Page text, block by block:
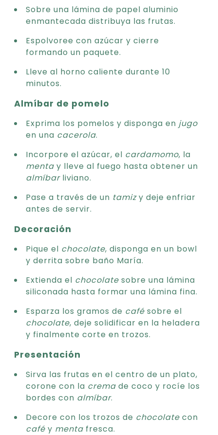
Sobre una lámina de papel aluminio
enmantecada distribuya las frutas.
Espolvoree con azúcar y cierre
formando un paquete.
Lleve al horno caliente durante 10
minutos.
Almíbar de pomelo
Exprima los pomelos y disponga en jugo
en una cacerola.
Incorpore el azúcar, el cardamomo, la
menta y lleve al fuego hasta obtener un
almíbarliviano.
Pase a través de un tamizy deje enfriar
antes de servir.
Decoración
Pique el chocolate, disponga en un bowl
y derrita sobre baño María.
Extienda el chocolate sobre una lámina
siliconada hasta formar una lámina fina.
Esparza los gramos de café sobre el
chocolate, deje solidificar en la heladera
y finalmente corte en trozos.
Presentación
Sirva las frutas en el centro de un plato,
corone con la crema de coco y rocíe los
bordes con almíbar.
Decore con los trozos de chocolate con
café y menta fresca.